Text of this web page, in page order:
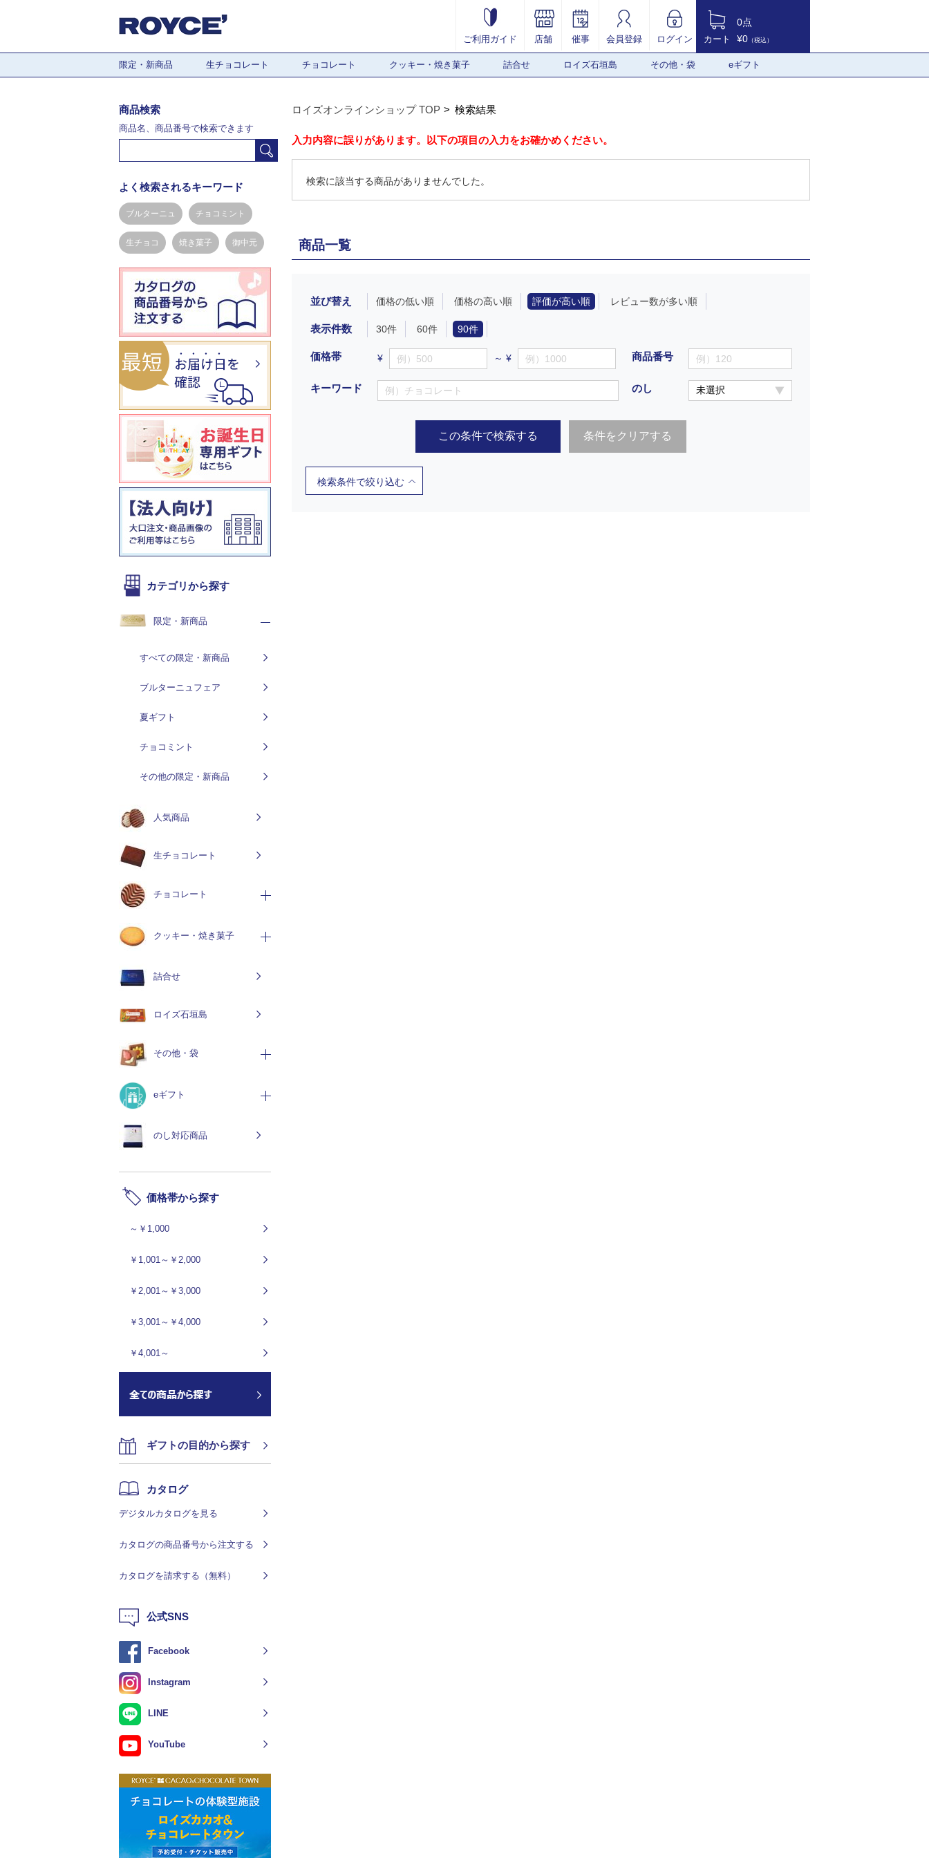
ご利用ガイド 店舗 催事 会員登録 ログイン カート
0点
¥0 （税込）
限定・新商品 生チョコレート チョコレート クッキー・焼き菓子 詰合せ ロイズ石垣島 その他・袋 eギフト
ロイズオンラインショップ TOP 検索結果
入力内容に誤りがあります。以下の項目の入力をお確かめください。
検索に該当する商品がありませんでした。
商品一覧
並び替え 価格の低い順 価格の高い順 評価が高い順 レビュー数が多い順
表示件数 30件 60件 90件
価格帯 ¥ ～ ¥
キーワード
商品番号
のし
この条件で検索する 条件をクリアする
検索条件で絞り込む
商品検索
商品名、商品番号で検索できます
よく検索されるキーワード
ブルターニュ チョコミント
生チョコ 焼き菓子 御中元
カテゴリから探す
限定・新商品
すべての限定・新商品
ブルターニュフェア
夏ギフト
チョコミント
その他の限定・新商品
人気商品
生チョコレート
チョコレート
クッキー・焼き菓子
詰合せ
ロイズ石垣島
その他・袋
eギフト
のし対応商品
価格帯から探す
～￥1,000
￥1,001～￥2,000
￥2,001～￥3,000
￥3,001～￥4,000
￥4,001～
ギフトの目的から探す
カタログ
デジタルカタログを見る
カタログの商品番号から注文する
カタログを請求する（無料）
公式SNS
Facebook
Instagram
LINE
YouTube